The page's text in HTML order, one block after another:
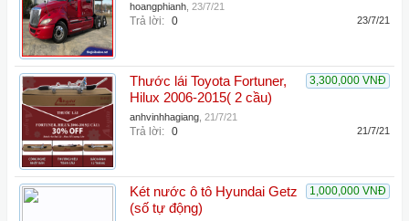
hoangphianh 23/7/21
Trả lời: 0 23/7/21
3,300,000 VNĐ
Thước lái Toyota Fortuner,
Hilux 2006-2015( 2 cầu)
anhvinhhagiang 21/7/21
Trả lời: 0 21/7/21
1,000,000 VNĐ
Két nước ô tô Hyundai Getz
(số tự động)